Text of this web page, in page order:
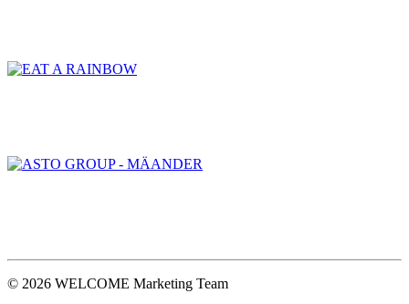
© 2026 WELCOME Marketing Team